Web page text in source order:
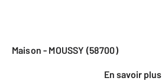
Maison - MOUSSY (58700)
En savoir plus